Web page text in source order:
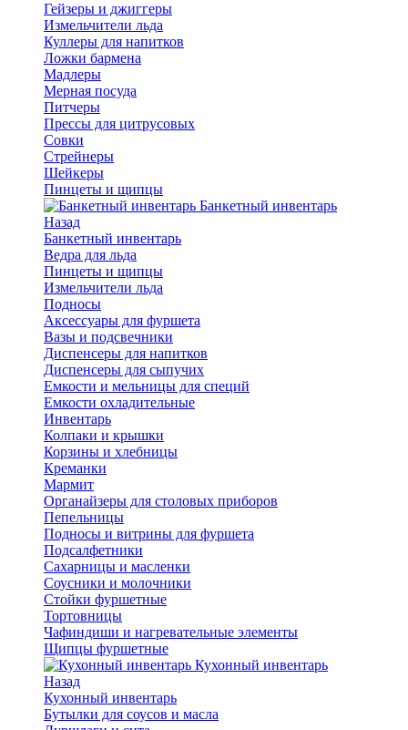
Гейзеры и джиггеры
Измельчители льда
Куллеры для напитков
Ложки бармена
Мадлеры
Мерная посуда
Питчеры
Прессы для цитрусовых
Совки
Стрейнеры
Шейкеры
Пинцеты и щипцы
Банкетный инвентарь
Назад
Банкетный инвентарь
Ведра для льда
Пинцеты и щипцы
Измельчители льда
Подносы
Аксессуары для фуршета
Вазы и подсвечники
Диспенсеры для напитков
Диспенсеры для сыпучих
Емкости и мельницы для специй
Емкости охладительные
Инвентарь
Колпаки и крышки
Корзины и хлебницы
Креманки
Мармит
Органайзеры для столовых приборов
Пепельницы
Подносы и витрины для фуршета
Подсалфетники
Сахарницы и масленки
Соусники и молочники
Стойки фуршетные
Тортовницы
Чафиндиши и нагревательные элементы
Щипцы фуршетные
Кухонный инвентарь
Назад
Кухонный инвентарь
Бутылки для соусов и масла